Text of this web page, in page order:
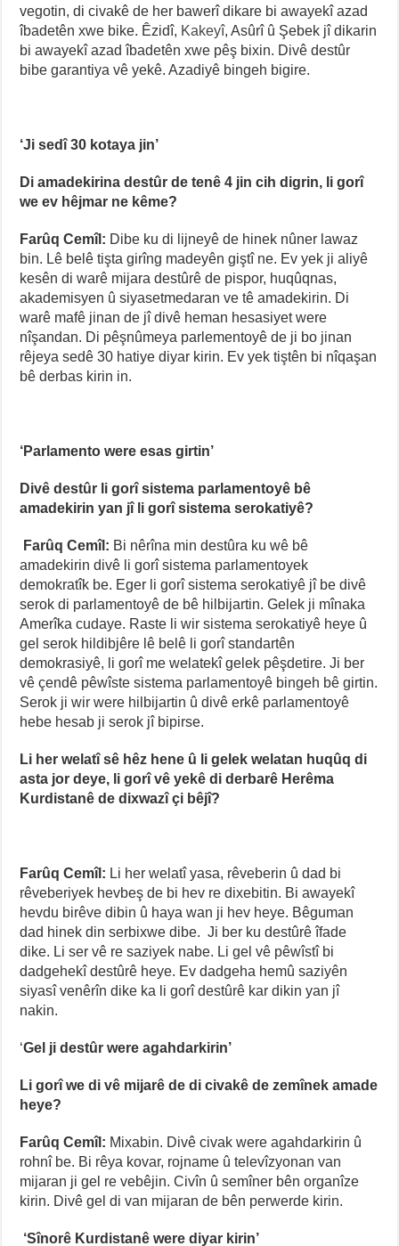
vegotin, di civakê de her bawerî dikare bi awayekî azad
îbadetên xwe bike. Êzidî, Kakeyî, Asûrî û Şebek jî dikarin
bi awayekî azad îbadetên xwe pêş bixin. Divê destûr
bibe garantiya vê yekê. Azadiyê bingeh bigire.
‘Ji sedî 30 kotaya jin’
Di amadekirina destûr de tenê 4 jin cih digrin, li gorî
we ev hêjmar ne kême?
Farûq Cemîl: Dibe ku di lijneyê de hinek nûner lawaz
bin. Lê belê tişta girîng madeyên giştî ne. Ev yek ji aliyê
kesên di warê mijara destûrê de pispor, huqûqnas,
akademisyen û siyasetmedaran ve tê amadekirin. Di
warê mafê jinan de jî divê heman hesasiyet were
nîşandan. Di pêşnûmeya parlementoyê de ji bo jinan
rêjeya sedê 30 hatiye diyar kirin. Ev yek tiştên bi nîqaşan
bê derbas kirin in.
‘Parlamento were esas girtin’
Divê destûr li gorî sistema parlamentoyê bê
amadekirin yan jî li gorî sistema serokatiyê?
Farûq Cemîl: Bi nêrîna min destûra ku wê bê
amadekirin divê li gorî sistema parlamentoyek
demokratîk be. Eger li gorî sistema serokatiyê jî be divê
serok di parlamentoyê de bê hilbijartin. Gelek ji mînaka
Amerîka cudaye. Raste li wir sistema serokatiyê heye û
gel serok hildibjêre lê belê li gorî standartên
demokrasiyê, li gorî me welatekî gelek pêşdetire. Ji ber
vê çendê pêwîste sistema parlamentoyê bingeh bê girtin.
Serok ji wir were hilbijartin û divê erkê parlamentoyê
hebe hesab ji serok jî bipirse.
Li her welatî sê hêz hene û li gelek welatan huqûq di
asta jor deye, li gorî vê yekê di derbarê Herêma
Kurdistanê de dixwazî çi bêjî?
Farûq Cemîl: Li her welatî yasa, rêveberin û dad bi
rêveberiyek hevbeş de bi hev re dixebitin. Bi awayekî
hevdu birêve dibin û haya wan ji hev heye. Bêguman
dad hinek din serbixwe dibe. Ji ber ku destûrê îfade
dike. Li ser vê re saziyek nabe. Li gel vê pêwîstî bi
dadgehekî destûrê heye. Ev dadgeha hemû saziyên
siyasî venêrîn dike ka li gorî destûrê kar dikin yan jî
nakin.
‘Gel ji destûr were agahdarkirin’
Li gorî we di vê mijarê de di civakê de zemînek amade
heye?
Farûq Cemîl: Mixabin. Divê civak were agahdarkirin û
rohnî be. Bi rêya kovar, rojname û televîzyonan van
mijaran ji gel re vebêjin. Civîn û semîner bên organîze
kirin. Divê gel di van mijaran de bên perwerde kirin.
‘Sînorê Kurdistanê were diyar kirin’